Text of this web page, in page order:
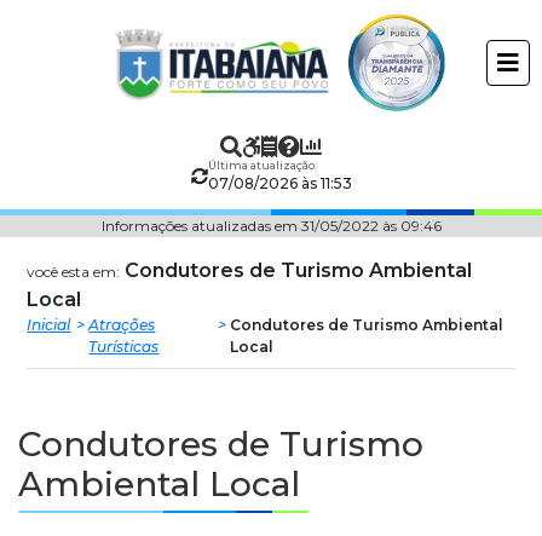
Prefeitura
Municipal
Itabaiana
Última atualização:
07/08/2026 às 11:53
Informações atualizadas em 31/05/2022 às 09:46
você esta em: Condutores de Turismo Ambiental
Local
Inicial
Atrações
Turísticas
Condutores de Turismo Ambiental
Local
Condutores de Turismo
Ambiental Local